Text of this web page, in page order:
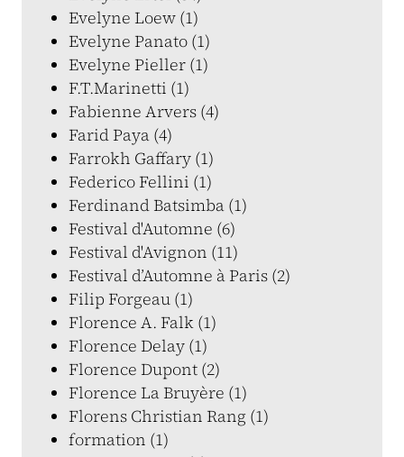
Evelyne Loew (1)
Evelyne Panato (1)
Evelyne Pieller (1)
F.T.Marinetti (1)
Fabienne Arvers (4)
Farid Paya (4)
Farrokh Gaffary (1)
Federico Fellini (1)
Ferdinand Batsimba (1)
Festival d'Automne (6)
Festival d'Avignon (11)
Festival d’Automne à Paris (2)
Filip Forgeau (1)
Florence A. Falk (1)
Florence Delay (1)
Florence Dupont (2)
Florence La Bruyère (1)
Florens Christian Rang (1)
formation (1)